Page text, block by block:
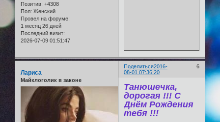
Позитив: +4308
Пол: Женский
Провел на форуме:
1 месяц 26 дней
Последний визит:
2026-07-09 01:51:47
Поделиться 6
2016-
08-01 07:36:20
Лариса
Майклоголик в законе
Танюшечка,
дорогая !!! С
Днём Рождения
тебя !!!